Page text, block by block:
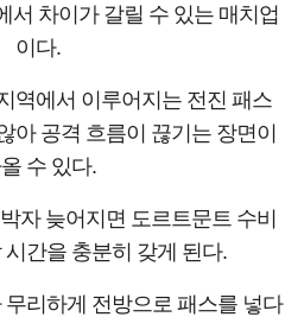
서 차이가 갈릴 수 있는 매치업
이다.
역에서 이루어지는 전진 패스
아 공격 흐름이 끊기는 장면이
수 있다.
자 늦어지면 도르트문트 수비
간을 충분히 갖게 된다.
리하게 전방으로 패스를 넣다